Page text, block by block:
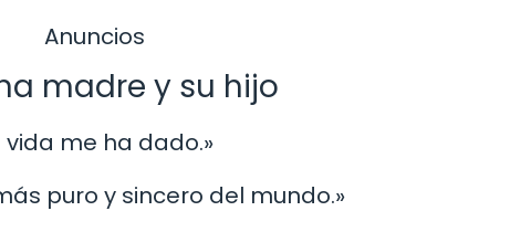
Anuncios
madre y su hijo
vida me ha dado.»
puro y sincero del mundo.»